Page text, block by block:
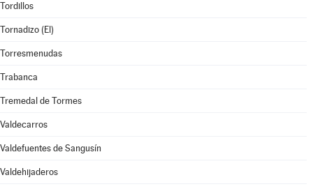
Tordillos
Tornadizo (El)
Torresmenudas
Trabanca
Tremedal de Tormes
Valdecarros
Valdefuentes de Sangusín
Valdehijaderos